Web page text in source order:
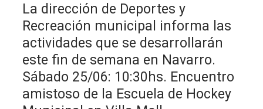
La dirección de Deportes y
Recreación municipal informa las
actividades que se desarrollarán
este fin de semana en Navarro.
Sábado 25/06: 10:30hs. Encuentro
amistoso de la Escuela de Hockey